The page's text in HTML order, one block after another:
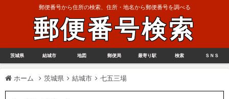
郵便番号から住所の検索、住所・地名から郵便番号を調べる
郵便番号検索
茨城県 結城市 地図 郵便局 最寄り駅 検索 ＳＮＳ
ホーム 茨城県 結城市 七五三場